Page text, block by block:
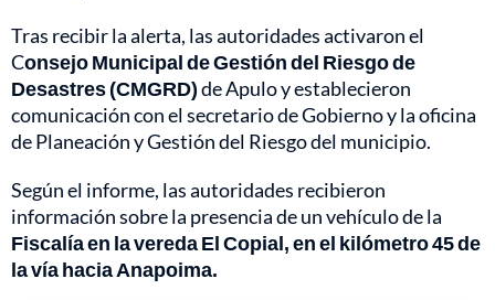
Tras recibir la alerta, las autoridades activaron el
Consejo Municipal de Gestión del Riesgo de
Desastres (CMGRD)de Apulo y establecieron
comunicación con el secretario de Gobierno y la oficina
de Planeación y Gestión del Riesgo del municipio.
Según el informe, las autoridades recibieron
información sobre la presencia de un vehículo de la
Fiscalía en la vereda El Copial, en el kilómetro 45 de
la vía hacia Anapoima.